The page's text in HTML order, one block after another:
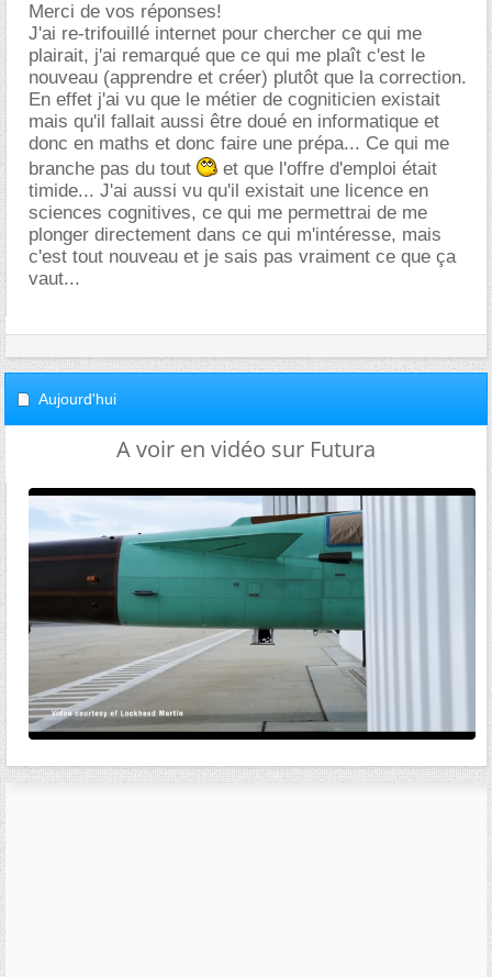
Merci de vos réponses!
J'ai re-trifouillé internet pour chercher ce qui me
plairait, j'ai remarqué que ce qui me plaît c'est le
nouveau (apprendre et créer) plutôt que la correction.
En effet j'ai vu que le métier de cogniticien existait
mais qu'il fallait aussi être doué en informatique et
donc en maths et donc faire une prépa... Ce qui me
branche pas du tout
et que l'offre d'emploi était
timide... J'ai aussi vu qu'il existait une licence en
sciences cognitives, ce qui me permettrai de me
plonger directement dans ce qui m'intéresse, mais
c'est tout nouveau et je sais pas vraiment ce que ça
vaut...
Aujourd'hui
A voir en vidéo sur Futura